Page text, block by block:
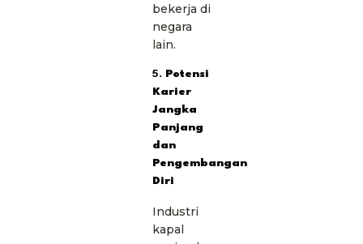
bekerja di
negara
lain.
5. Potensi
Karier
Jangka
Panjang
dan
Pengembangan
Diri
Industri
kapal